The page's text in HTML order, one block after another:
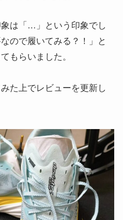
は「…」という印象でし
ので履いてみる？！」と
もらいました。
た上でレビューを更新し